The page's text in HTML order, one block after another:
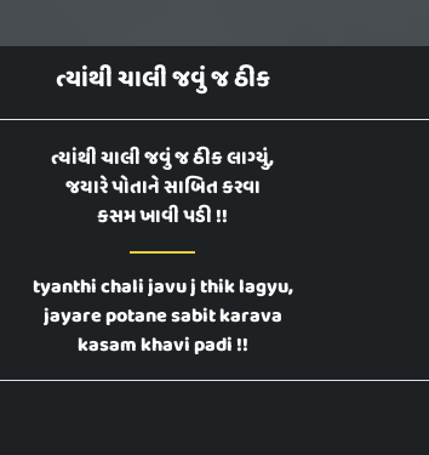
ત્યાંથી ચાલી જવું જ ઠીક
ત્યાંથી ચાલી જવું જ ઠીક લાગ્યું,
જયારે પોતાને સાબિત કરવા
કસમ ખાવી પડી !!
tyanthi chali javu j thik lagyu,
jayare potane sabit karava
kasam khavi padi !!